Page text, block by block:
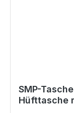
SMP-
Hüfttasche mit Parallelverschluss für